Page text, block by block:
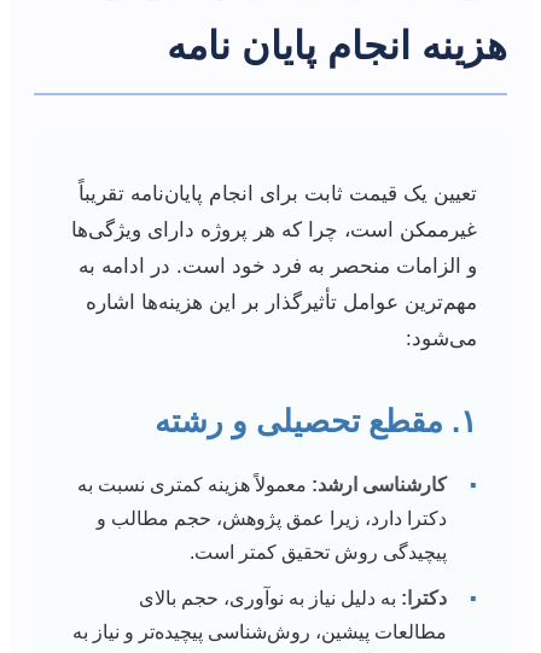
هزینه انجام پایان نامه
تعیین یک قیمت ثابت برای انجام پایان‌نامه تقریباً
غیرممکن است، چرا که هر پروژه دارای ویژگی‌ها
و الزامات منحصر به فرد خود است. در ادامه به
مهم‌ترین عوامل تأثیرگذار بر این هزینه‌ها اشاره
می‌شود:
۱. مقطع تحصیلی و رشته
▪ کارشناسی ارشد: معمولاً هزینه کمتری نسبت به
دکترا دارد، زیرا عمق پژوهش، حجم مطالب و
پیچیدگی روش تحقیق کمتر است.
▪ دکترا: به دلیل نیاز به نوآوری، حجم بالای
مطالعات پیشین، روش‌شناسی پیچیده‌تر و نیاز به